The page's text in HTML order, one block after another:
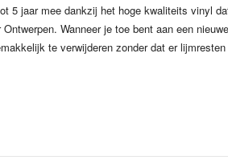
5 jaar mee dankzij het hoge kwaliteits vinyl
Wanneer je toe bent aan een nieuwe
te verwijderen zonder dat er lijmresten